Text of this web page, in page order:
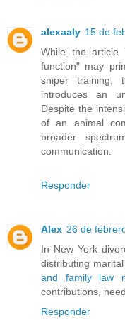
alexaaly 15 de
While the article
function" may
sniper training,
introduces an
Despite the
of an animal
broader
communication.
Responder
Alex 26 de
In New York
distributing
and family law
contributions,
Responder